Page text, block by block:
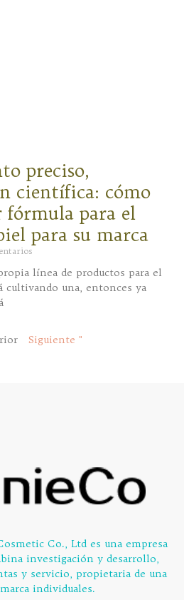
preciso,
científica: cómo
fórmula para el
para su marca
línea de productos para el
cultivando una, entonces ya
Siguiente "
Co., Ltd es una empresa
investigación y desarrollo,
y servicio, propietaria de una
individuales.